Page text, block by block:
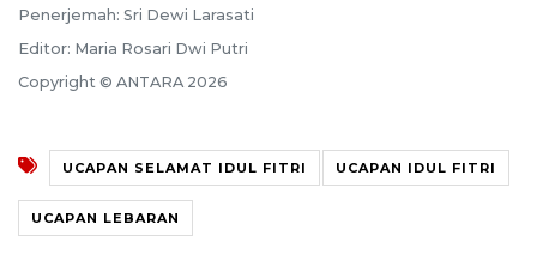
Penerjemah: Sri Dewi Larasati
Editor: Maria Rosari Dwi Putri
Copyright © ANTARA 2026
UCAPAN SELAMAT IDUL FITRI UCAPAN IDUL FITRI
UCAPAN LEBARAN